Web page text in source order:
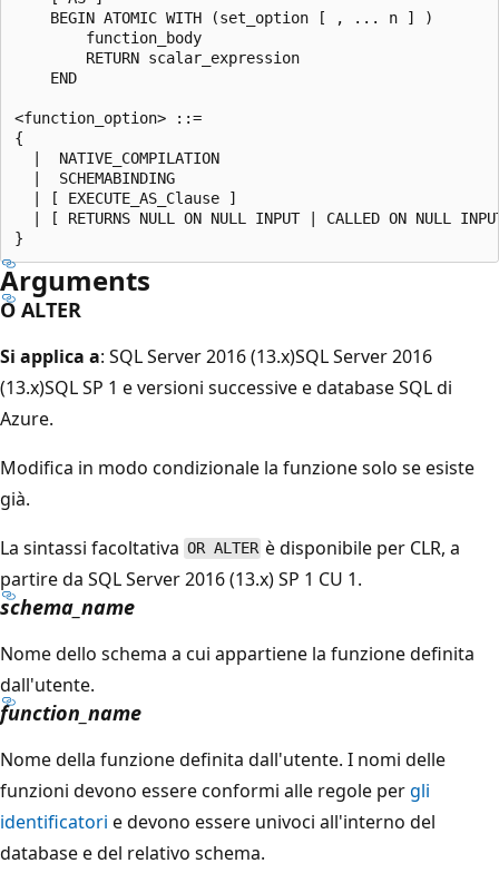
    BEGIN ATOMIC WITH (set_option [ , ... n ] )
        function_body
        RETURN scalar_expression
    END
<function_option> ::=
{
  |  NATIVE_COMPILATION
  |  SCHEMABINDING
  | [ EXECUTE_AS_Clause ]
| [ RETURNS NULL ON NULL INPUT | CALLED ON NULL
Arguments
O ALTER
Si applica a: SQL Server 2016 (13.x)SQL Server 2016
(13.x)SQL SP 1 e versioni successive e database SQL di
Azure.
Modifica in modo condizionale la funzione solo se esiste
già.
La sintassi facoltativa OR ALTER è disponibile per CLR, a
partire da SQL Server 2016 (13.x) SP 1 CU 1.
schema_name
Nome dello schema a cui appartiene la funzione definita
dall'utente.
function_name
Nome della funzione definita dall'utente. I nomi delle
funzioni devono essere conformi alle regole pergli
identificatori e devono essere univoci all'interno del
database e del relativo schema.